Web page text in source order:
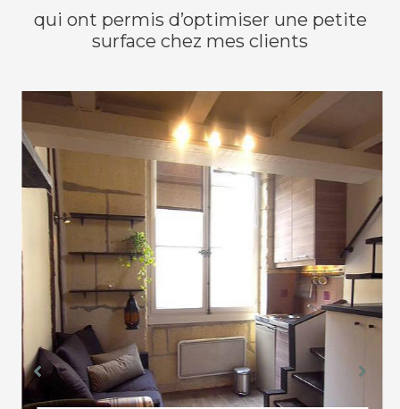
qui ont permis d’optimiser une petite
surface chez mes clients